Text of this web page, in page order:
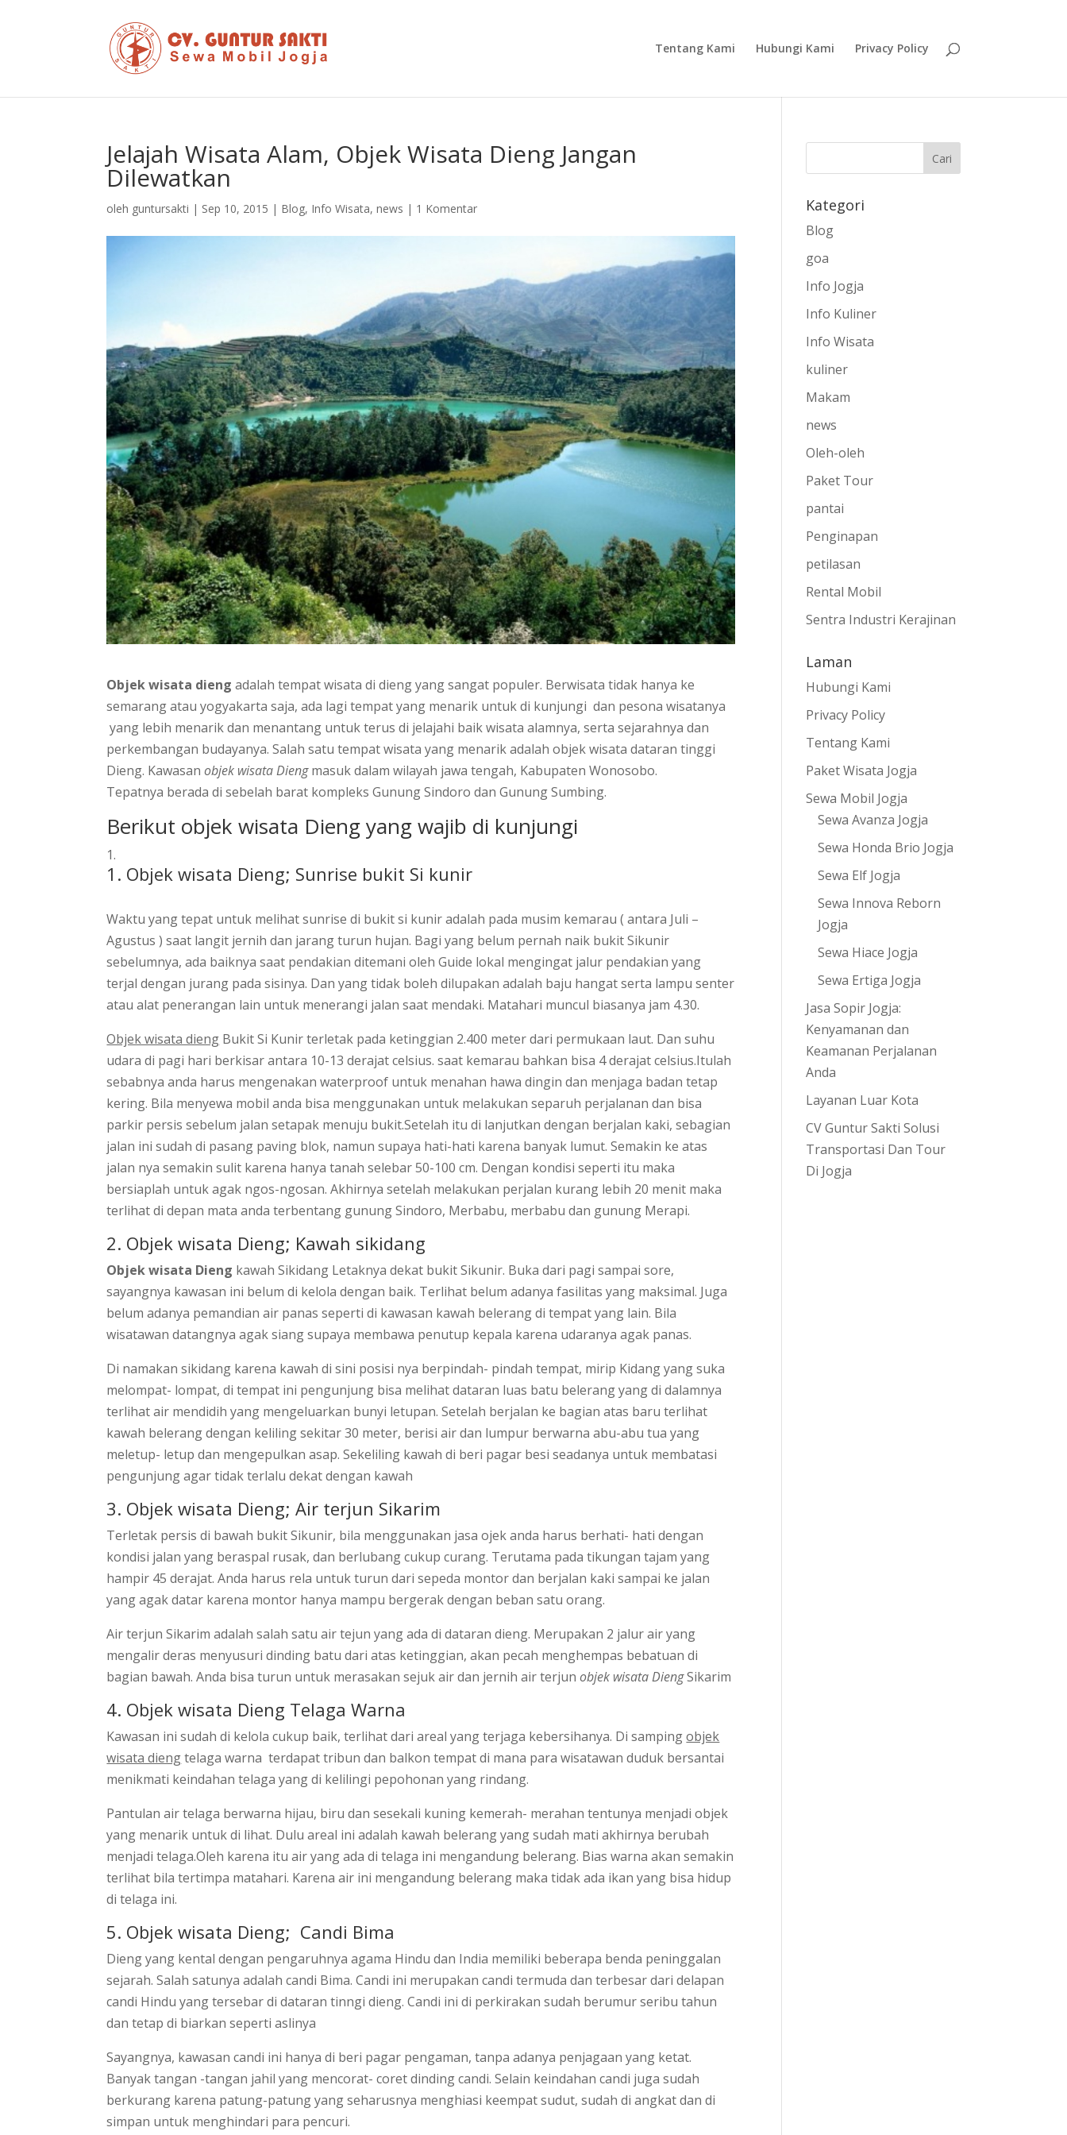
Tentang Kami Hubungi Kami Privacy Policy
Jelajah Wisata Alam, Objek Wisata Dieng Jangan
Dilewatkan
oleh guntursakti | Sep 10, 2015 | Blog, Info Wisata,news | 1 Komentar
Objek wisata dieng adalah tempat wisata di dieng yang sangat populer. Berwisata tidak hanya ke
semarang atau yogyakarta saja, ada lagi tempat yang menarik untuk di kunjungi dan pesona wisatanya
yang lebih menarik dan menantang untuk terus di jelajahi baik wisata alamnya, serta sejarahnya dan
perkembangan budayanya. Salah satu tempat wisata yang menarik adalah objek wisata dataran tinggi
Dieng. Kawasanobjek wisata Diengmasuk dalam wilayah jawa tengah, Kabupaten Wonosobo.
Tepatnya berada di sebelah barat kompleks Gunung Sindoro dan Gunung Sumbing.
Berikut objek wisata Dieng yang wajib di kunjungi
1. Objek wisata Dieng; Sunrise bukit Si kunir
Waktu yang tepat untuk melihat sunrise di bukit si kunir adalah pada musim kemarau ( antara Juli –
Agustus ) saat langit jernih dan jarang turun hujan. Bagi yang belum pernah naik bukit Sikunir
sebelumnya, ada baiknya saat pendakian ditemani oleh Guide lokal mengingat jalur pendakian yang
terjal dengan jurang pada sisinya. Dan yang tidak boleh dilupakan adalah baju hangat serta lampu senter
atau alat penerangan lain untuk menerangi jalan saat mendaki. Matahari muncul biasanya jam 4.30.
Objek wisata dieng Bukit Si Kunir terletak pada ketinggian 2.400 meter dari permukaan laut. Dan suhu
udara di pagi hari berkisar antara 10-13 derajat celsius. saat kemarau bahkan bisa 4 derajat celsius.Itulah
sebabnya anda harus mengenakan waterproof untuk menahan hawa dingin dan menjaga badan tetap
kering. Bila menyewa mobil anda bisa menggunakan untuk melakukan separuh perjalanan dan bisa
parkir persis sebelum jalan setapak menuju bukit.Setelah itu di lanjutkan dengan berjalan kaki, sebagian
jalan ini sudah di pasang paving blok, namun supaya hati-hati karena banyak lumut. Semakin ke atas
jalan nya semakin sulit karena hanya tanah selebar 50-100 cm. Dengan kondisi seperti itu maka
bersiaplah untuk agak ngos-ngosan. Akhirnya setelah melakukan perjalan kurang lebih 20 menit maka
terlihat di depan mata anda terbentang gunung Sindoro, Merbabu, merbabu dan gunung Merapi.
2. Objek wisata Dieng; Kawah sikidang
Objek wisata Dieng kawah Sikidang Letaknya dekat bukit Sikunir. Buka dari pagi sampai sore,
sayangnya kawasan ini belum di kelola dengan baik. Terlihat belum adanya fasilitas yang maksimal. Juga
belum adanya pemandian air panas seperti di kawasan kawah belerang di tempat yang lain. Bila
wisatawan datangnya agak siang supaya membawa penutup kepala karena udaranya agak panas.
Di namakan sikidang karena kawah di sini posisi nya berpindah- pindah tempat, mirip Kidang yang suka
melompat- lompat, di tempat ini pengunjung bisa melihat dataran luas batu belerang yang di dalamnya
terlihat air mendidih yang mengeluarkan bunyi letupan. Setelah berjalan ke bagian atas baru terlihat
kawah belerang dengan keliling sekitar 30 meter, berisi air dan lumpur berwarna abu-abu tua yang
meletup- letup dan mengepulkan asap. Sekeliling kawah di beri pagar besi seadanya untuk membatasi
pengunjung agar tidak terlalu dekat dengan kawah
3. Objek wisata Dieng; Air terjun Sikarim
Terletak persis di bawah bukit Sikunir, bila menggunakan jasa ojek anda harus berhati- hati dengan
kondisi jalan yang beraspal rusak, dan berlubang cukup curang. Terutama pada tikungan tajam yang
hampir 45 derajat. Anda harus rela untuk turun dari sepeda montor dan berjalan kaki sampai ke jalan
yang agak datar karena montor hanya mampu bergerak dengan beban satu orang.
Air terjun Sikarim adalah salah satu air tejun yang ada di dataran dieng. Merupakan 2 jalur air yang
mengalir deras menyusuri dinding batu dari atas ketinggian, akan pecah menghempas bebatuan di
bagian bawah. Anda bisa turun untuk merasakan sejuk air dan jernih air terjun objek wisata DiengSikarim
4. Objek wisata Dieng Telaga Warna
Kawasan ini sudah di kelola cukup baik, terlihat dari areal yang terjaga kebersihanya. Di sampingobjek
wisata diengtelaga warna terdapat tribun dan balkon tempat di mana para wisatawan duduk bersantai
menikmati keindahan telaga yang di kelilingi pepohonan yang rindang.
Pantulan air telaga berwarna hijau, biru dan sesekali kuning kemerah- merahan tentunya menjadi objek
yang menarik untuk di lihat. Dulu areal ini adalah kawah belerang yang sudah mati akhirnya berubah
menjadi telaga.Oleh karena itu air yang ada di telaga ini mengandung belerang. Bias warna akan semakin
terlihat bila tertimpa matahari. Karena air ini mengandung belerang maka tidak ada ikan yang bisa hidup
di telaga ini.
5. Objek wisata Dieng; Candi Bima
Dieng yang kental dengan pengaruhnya agama Hindu dan India memiliki beberapa benda peninggalan
sejarah. Salah satunya adalah candi Bima. Candi ini merupakan candi termuda dan terbesar dari delapan
candi Hindu yang tersebar di dataran tinngi dieng. Candi ini di perkirakan sudah berumur seribu tahun
dan tetap di biarkan seperti aslinya
Sayangnya, kawasan candi ini hanya di beri pagar pengaman, tanpa adanya penjagaan yang ketat.
Banyak tangan -tangan jahil yang mencorat- coret dinding candi. Selain keindahan candi juga sudah
berkurang karena patung-patung yang seharusnya menghiasi keempat sudut, sudah di angkat dan di
simpan untuk menghindari para pencuri.
Kategori
Blog
goa
Info Jogja
Info Kuliner
Info Wisata
kuliner
Makam
news
Oleh-oleh
Paket Tour
pantai
Penginapan
petilasan
Rental Mobil
Sentra Industri Kerajinan
Laman
Hubungi Kami
Privacy Policy
Tentang Kami
Paket Wisata Jogja
Sewa Mobil Jogja
Sewa Avanza Jogja
Sewa Honda Brio Jogja
Sewa Elf Jogja
Sewa Innova Reborn
Jogja
Sewa Hiace Jogja
Sewa Ertiga Jogja
Jasa Sopir Jogja:
Kenyamanan dan
Keamanan Perjalanan
Anda
Layanan Luar Kota
CV Guntur Sakti Solusi
Transportasi Dan Tour
Di Jogja